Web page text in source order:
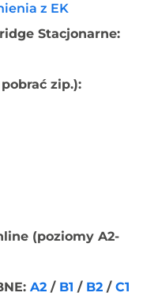
z EK
Stacjonarne:
zip.):
(poziomy A2-
A2 / B1 / B2 / C1